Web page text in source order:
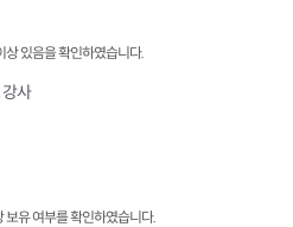
있음을 확인하였습니다.
사
유 여부를 확인하였습니다.